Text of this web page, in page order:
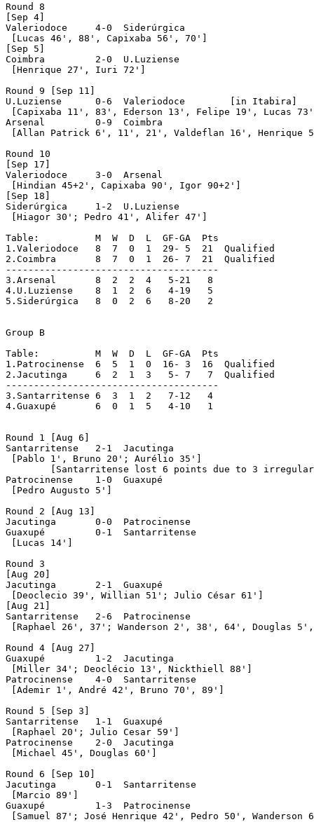
Round 8
[Sep 4]
Valeriodoce	4-0  Siderúrgica
[Lucas 46', 88', Capixaba 56', 70']
[Sep 5]
Coimbra		2-0  U.Luziense
[Henrique 27', Iuri 72']
Round 9 [Sep 11]
U.Luziense	0-6  Valeriodoce	[in Itabira]
[Capixaba 11', 83', Ederson 13', Felipe 19', Lucas
Arsenal		0-9  Coimbra
[Allan Patrick 6', 11', 21', Valdeflan 16', Henrique
Round 10
[Sep 17]
Valeriodoce	3-0  Arsenal
[Hindian 45+2', Capixaba 90', Igor 90+2']
[Sep 18]
Siderúrgica	1-2  U.Luziense
[Hiagor 30'; Pedro 41', Alifer 47']
Table:		M  W  D  L  GF-GA  Pts
1.Valeriodoce   8  7  0  1  29- 5  21  Qualified
2.Coimbra	8  7  0  1  26- 7  21  Qualified
--------------------------------------
3.Arsenal	8  2  2  4   5-21   8
4.U.Luziense	8  1  2  6   4-19   5
5.Siderúrgica	8  0  2  6   8-20   2
Group B
Table:		M  W  D  L  GF-GA  Pts
1.Patrocinense	6  5  1  0  16- 3  16  Qualified
2.Jacutinga	6  2  1  3   5- 7   7  Qualified
--------------------------------------
3.Santarritense	6  3  1  2   7-12   4
4.Guaxupé	6  0  1  5   4-10   1
Round 1 [Aug 6]
Santarritense	2-1  Jacutinga
[Pablo 1', Bruno 20'; Aurélio 35']
Patrocinense	1-0  Guaxupé
[Pedro Augusto 5']
Round 2 [Aug 13]
Jacutinga	0-0  Patrocinense
Guaxupé		0-1  Santarritense
[Lucas 14']
Round 3
[Aug 20]
Jacutinga	2-1  Guaxupé
[Deoclecio 39', Willian 51'; Julio César 61']
[Aug 21]
Santarritense	2-6  Patrocinense
[Raphael 26', 37'; Wanderson 2', 38', 64', Douglas
Round 4 [Aug 27]
Guaxupé   	1-2  Jacutinga
[Miller 34'; Deoclécio 13', Nickthiell 88']
Patrocinense	4-0  Santarritense
[Ademir 1', André 42', Bruno 70', 89']
Round 5 [Sep 3]
Santarritense	1-1  Guaxupé
[Raphael 20'; Julio Cesar 59']
Patrocinense	2-0  Jacutinga
[Michael 45', Douglas 60']
Round 6 [Sep 10]
Jacutinga	0-1  Santarritense
[Marcio 89']
Guaxupé		1-3  Patrocinense
[Samuel 87'; José Henrique 42', Pedro 50', Wanderson